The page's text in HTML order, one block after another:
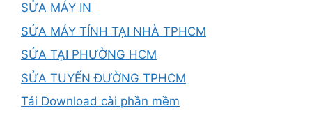
SỬA MÁY IN
SỬA MÁY TÍNH TẠI NHÀ TPHCM
SỬA TẠI PHƯỜNG HCM
SỬA TUYẾN ĐƯỜNG TPHCM
Tải Download cài phần mềm